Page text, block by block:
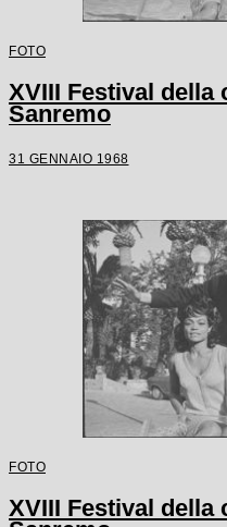
FOTO
XVIII Festival della
Sanremo
31 GENNAIO 1968
FOTO
XVIII Festival della